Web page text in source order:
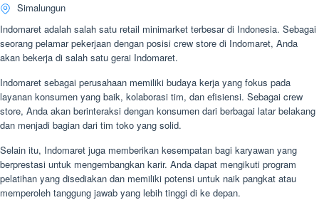
Simalungun
Indomaret adalah salah satu retail minimarket terbesar di Indonesia. Sebagai
seorang pelamar pekerjaan dengan posisi crew store di Indomaret, Anda
akan bekerja di salah satu gerai Indomaret.
Indomaret sebagai perusahaan memiliki budaya kerja yang fokus pada
layanan konsumen yang baik, kolaborasi tim, dan efisiensi. Sebagai crew
store, Anda akan berinteraksi dengan konsumen dari berbagai latar belakang
dan menjadi bagian dari tim toko yang solid.
Selain itu, Indomaret juga memberikan kesempatan bagi karyawan yang
berprestasi untuk mengembangkan karir. Anda dapat mengikuti program
pelatihan yang disediakan dan memiliki potensi untuk naik pangkat atau
memperoleh tanggung jawab yang lebih tinggi di ke depan.